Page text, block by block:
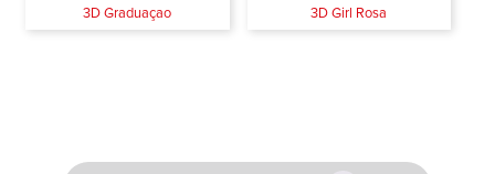
3D Graduaçao 3D Girl Rosa